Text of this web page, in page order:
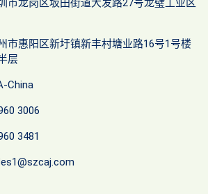
市龙岗区坂田街道大发路27号龙璧工业区
市惠阳区新圩镇新丰村塘业路16号1号楼
层
China
3006
3481